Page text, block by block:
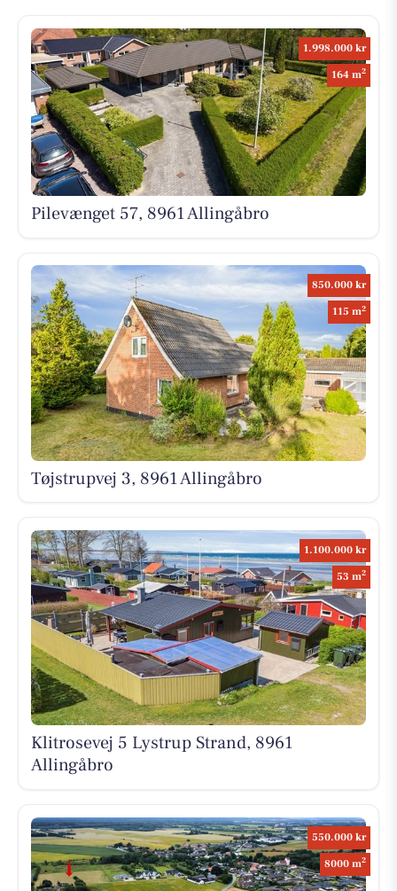
1.998.000 kr
164 m2
Pilevænget 57, 8961 Allingåbro
850.000 kr
115 m2
Tøjstrupvej 3, 8961 Allingåbro
1.100.000 kr
53 m2
Klitrosevej 5 Lystrup Strand, 8961
Allingåbro
550.000 kr
8000 m2